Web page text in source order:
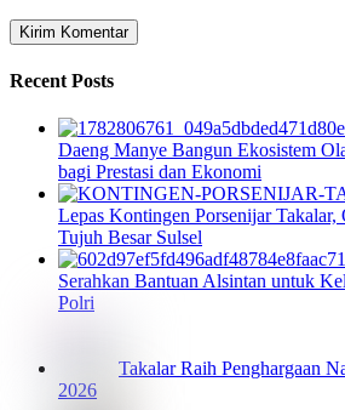
Recent Posts
Daeng Manye Bangun Ekosistem
bagi Prestasi dan Ekonomi
Lepas Kontingen Porsenijar Takalar,
Tujuh Besar Sulsel
Serahkan Bantuan Alsintan untuk
Polri
Takalar Raih Penghargaan
2026